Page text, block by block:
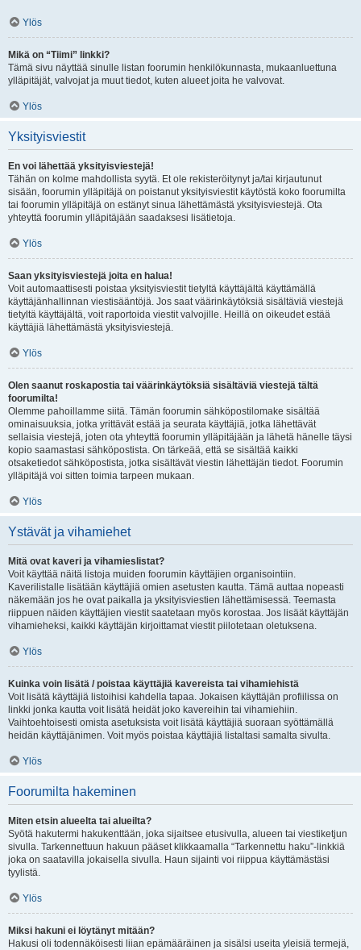
Ylös
Mikä on “Tiimi” linkki?
Tämä sivu näyttää sinulle listan foorumin henkilökunnasta, mukaanluettuna
ylläpitäjät, valvojat ja muut tiedot, kuten alueet joita he valvovat.
Ylös
Yksityisviestit
En voi lähettää yksityisviestejä!
Tähän on kolme mahdollista syytä. Et ole rekisteröitynyt ja/tai kirjautunut
sisään, foorumin ylläpitäjä on poistanut yksityisviestit käytöstä koko foorumilta
tai foorumin ylläpitäjä on estänyt sinua lähettämästä yksityisviestejä. Ota
yhteyttä foorumin ylläpitäjään saadaksesi lisätietoja.
Ylös
Saan yksityisviestejä joita en halua!
Voit automaattisesti poistaa yksityisviestit tietyltä käyttäjältä käyttämällä
käyttäjänhallinnan viestisääntöjä. Jos saat väärinkäytöksiä sisältäviä viestejä
tietyltä käyttäjältä, voit raportoida viestit valvojille. Heillä on oikeudet estää
käyttäjiä lähettämästä yksityisviestejä.
Ylös
Olen saanut roskapostia tai väärinkäytöksiä sisältäviä viestejä tältä
foorumilta!
Olemme pahoillamme siitä. Tämän foorumin sähköpostilomake sisältää
ominaisuuksia, jotka yrittävät estää ja seurata käyttäjiä, jotka lähettävät
sellaisia viestejä, joten ota yhteyttä foorumin ylläpitäjään ja lähetä hänelle täysi
kopio saamastasi sähköpostista. On tärkeää, että se sisältää kaikki
otsaketiedot sähköpostista, jotka sisältävät viestin lähettäjän tiedot. Foorumin
ylläpitäjä voi sitten toimia tarpeen mukaan.
Ylös
Ystävät ja vihamiehet
Mitä ovat kaveri ja vihamieslistat?
Voit käyttää näitä listoja muiden foorumin käyttäjien organisointiin.
Kaverilistalle lisätään käyttäjiä omien asetusten kautta. Tämä auttaa nopeasti
näkemään jos he ovat paikalla ja yksityisviestien lähettämisessä. Teemasta
riippuen näiden käyttäjien viestit saatetaan myös korostaa. Jos lisäät käyttäjän
vihamieheksi, kaikki käyttäjän kirjoittamat viestit piilotetaan oletuksena.
Ylös
Kuinka voin lisätä / poistaa käyttäjiä kavereista tai vihamiehistä
Voit lisätä käyttäjiä listoihisi kahdella tapaa. Jokaisen käyttäjän profiilissa on
linkki jonka kautta voit lisätä heidät joko kavereihin tai vihamiehiin.
Vaihtoehtoisesti omista asetuksista voit lisätä käyttäjiä suoraan syöttämällä
heidän käyttäjänimen. Voit myös poistaa käyttäjiä listaltasi samalta sivulta.
Ylös
Foorumilta hakeminen
Miten etsin alueelta tai alueilta?
Syötä hakutermi hakukenttään, joka sijaitsee etusivulla, alueen tai viestiketjun
sivulla. Tarkennettuun hakuun pääset klikkaamalla “Tarkennettu haku”-linkkiä
joka on saatavilla jokaisella sivulla. Haun sijainti voi riippua käyttämästäsi
tyylistä.
Ylös
Miksi hakuni ei löytänyt mitään?
Hakusi oli todennäköisesti liian epämääräinen ja sisälsi useita yleisiä termejä,